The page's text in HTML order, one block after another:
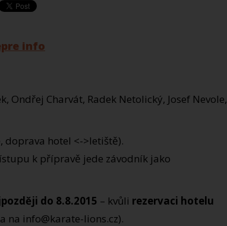
Ondřej Charvát, Radek Netolický, Josef Nevole,
doprava hotel <->letiště).
k přípravě jede závodník jako
do 8.8.2015 – kvůli rezervaci hotelu
na info@karate-lions.cz).